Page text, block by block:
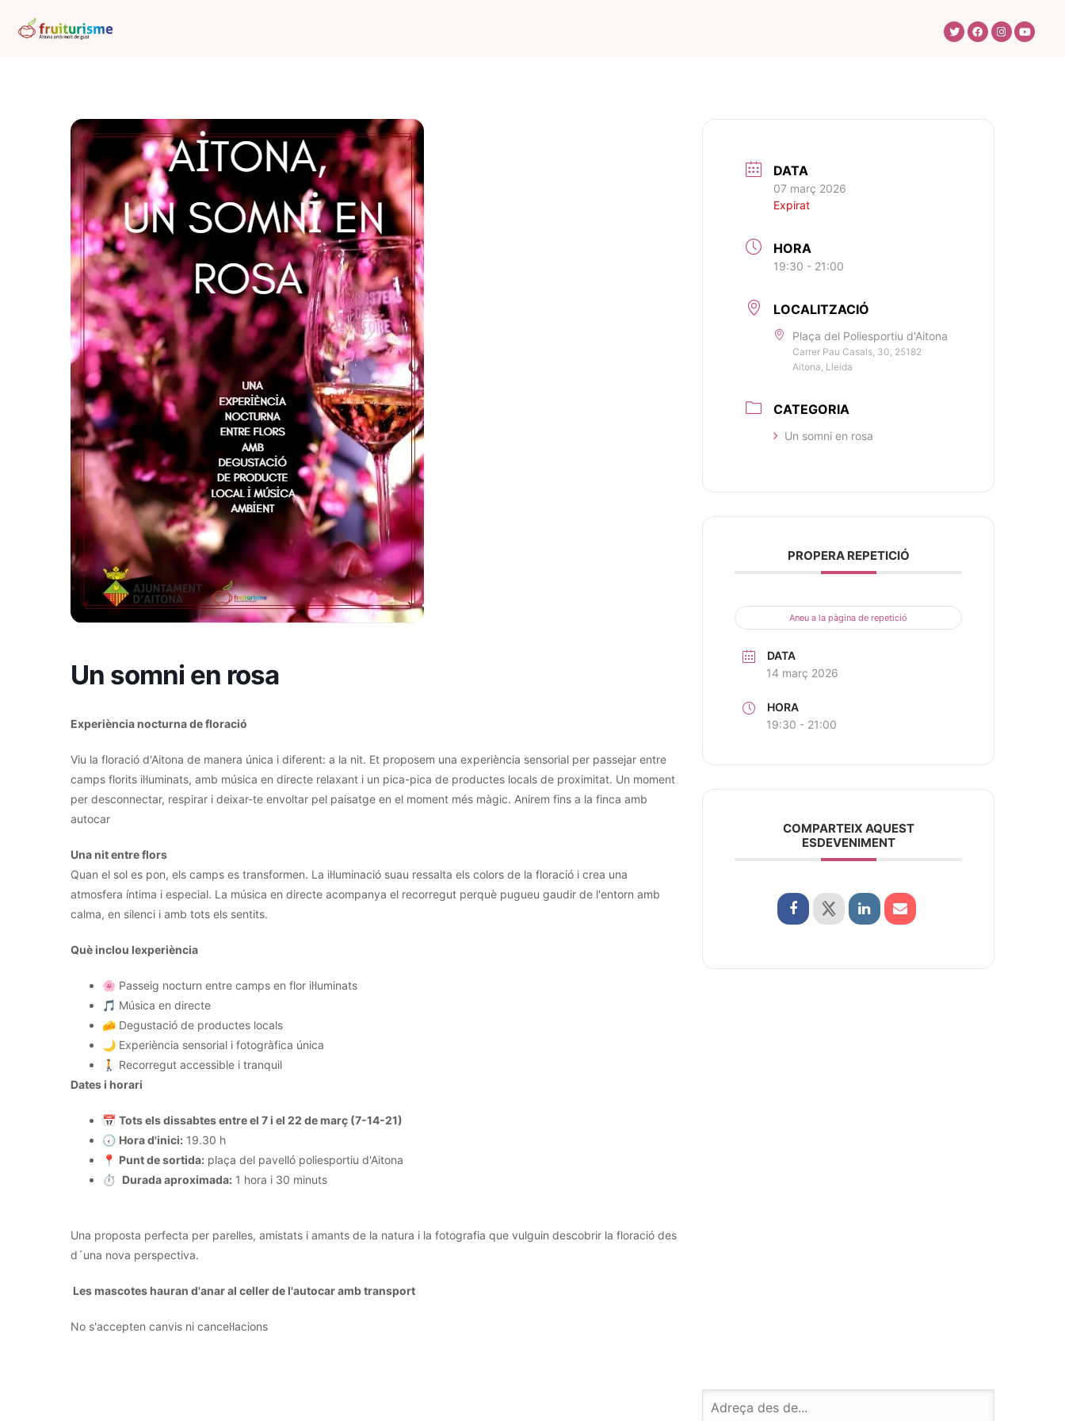
Un somni en rosa
Experiència nocturna de floració
Viu la floració d'Aitona de manera única i diferent: a la nit. Et proposem una experiència sensorial per passejar entre
camps florits il·luminats, amb música en directe relaxant i un pica-pica de productes locals de proximitat. Un moment
per desconnectar, respirar i deixar-te envoltar pel paisatge en el moment més màgic. Anirem fins a la finca amb
autocar
Una nit entre flors
Quan el sol es pon, els camps es transformen. La il·luminació suau ressalta els colors de la floració i crea una
atmosfera íntima i especial. La música en directe acompanya el recorregut perquè pugueu gaudir de l'entorn amb
calma, en silenci i amb tots els sentits.
Què inclou lexperiència
🌸 Passeig nocturn entre camps en flor il·luminats
🎵 Música en directe
🧀 Degustació de productes locals
🌙 Experiència sensorial i fotogràfica única
🚶 Recorregut accessible i tranquil
Dates i horari
📅 Tots els dissabtes entre el 7 i el 22 de març (7-14-21)
🕢 Hora d'inici: 19.30 h
📍 Punt de sortida: plaça del pavelló poliesportiu d'Aitona
⏱️ Durada aproximada: 1 hora i 30 minuts
Una proposta perfecta per parelles, amistats i amants de la natura i la fotografia que vulguin descobrir la floració des
d´una nova perspectiva.
Les mascotes hauran d'anar al celler de l'autocar amb transport
No s'accepten canvis ni cancel·lacions
DATA
07 març 2026
Expirat
HORA
19:30 - 21:00
LOCALITZACIÓ
Plaça del Poliesportiu d'Aitona
Carrer Pau Casals, 30, 25182
Aitona, Lleida
CATEGORIA
Un somni en rosa
PROPERA REPETICIÓ
Aneu a la pàgina de repetició
DATA
14 març 2026
HORA
19:30 - 21:00
COMPARTEIX AQUEST
ESDEVENIMENT